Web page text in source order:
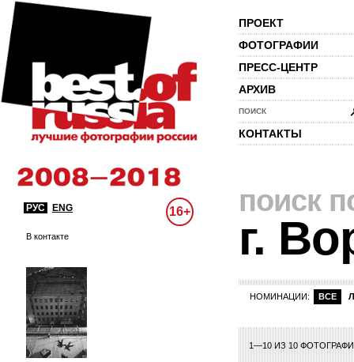
ПРОЕКТ
ФОТОГРАФИИ
ПРЕСС-ЦЕНТР
АРХИВ
ПОИСК
КОНТАКТЫ
РУС ENG 16+
В контакте
поиск
г.
НОМИНАЦИИ: ВСЕ
1—10 ИЗ 10